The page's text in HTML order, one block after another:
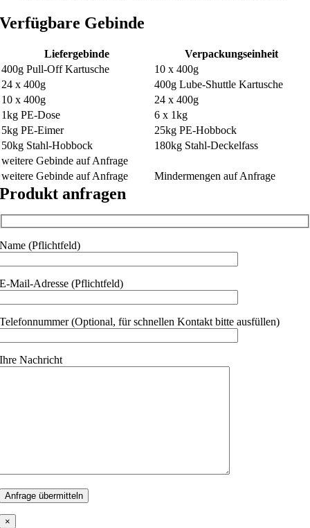
Verfügbare Gebinde
Liefergebinde
Verpackungseinheit
400g Pull-Off Kartusche
10 x 400g
24 x 400g
400g Lube-Shuttle Kartusche
10 x 400g
24 x 400g
1kg PE-Dose
6 x 1kg
5kg PE-Eimer
25kg PE-Hobbock
50kg Stahl-Hobbock
180kg Stahl-Deckelfass
weitere Gebinde auf Anfrage
weitere Gebinde auf Anfrage
Mindermengen auf Anfrage
Produkt anfragen
Name (Pflichtfeld)
E-Mail-Adresse (Pflichtfeld)
Telefonnummer (Optional, für schnellen Kontakt bitte ausfüllen)
Ihre Nachricht
×